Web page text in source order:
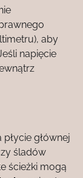
aby
napięcie
głównej
śladów
ścieżki mogą